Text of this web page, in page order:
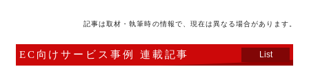
記事は取材・執筆時の情報で、現在は異なる場合があります。
EC向けサービス事例 連載記事 List